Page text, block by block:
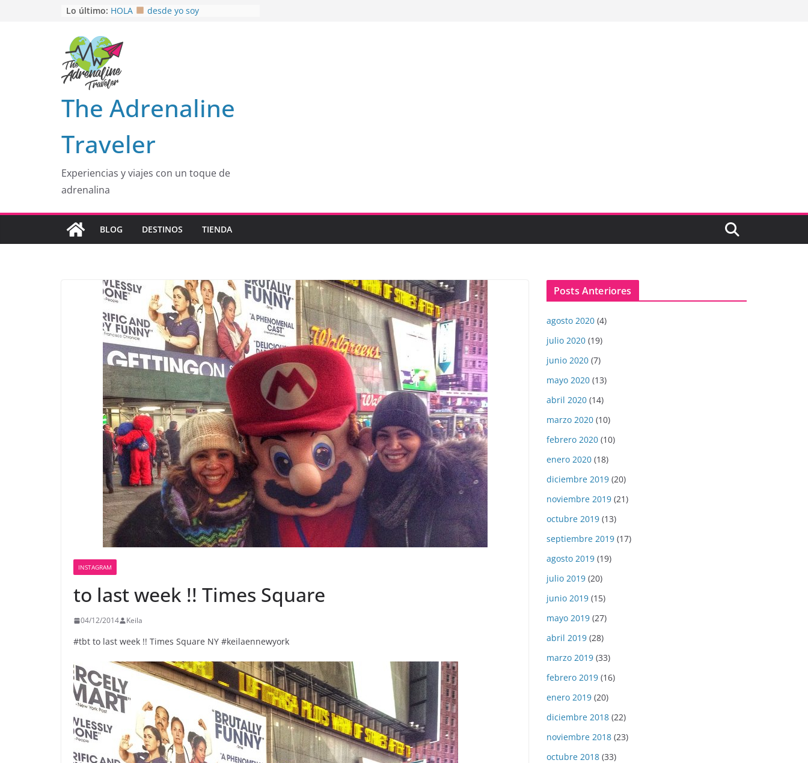
Lo último: HOLA
desde yo soy
EL SENDERO DEL CACAO: Excelente
opción
HOSPEDAJE AL NATURALSHH !!
En
MULITO!
The Adrenaline
Traveler
Experiencias y viajes con un toque de
adrenalina
BLOG DESTINOS TIENDA
INSTAGRAM
to last week !! Times Square
04/12/2014 Keila
#tbt to last week !! Times Square NY #keilaennewyork
Posts Anteriores
agosto 2020 (4)
julio 2020 (19)
junio 2020 (7)
mayo 2020 (13)
abril 2020 (14)
marzo 2020 (10)
febrero 2020 (10)
enero 2020 (18)
diciembre 2019 (20)
noviembre 2019 (21)
octubre 2019 (13)
septiembre 2019 (17)
agosto 2019 (19)
julio 2019 (20)
junio 2019 (15)
mayo 2019 (27)
abril 2019 (28)
marzo 2019 (33)
febrero 2019 (16)
enero 2019 (20)
diciembre 2018 (22)
noviembre 2018 (23)
octubre 2018 (33)